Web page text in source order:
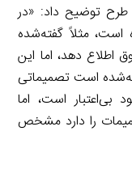
توضیح داد: «در
شده است، مثلاً گفته‌شده
اطلاع دهد، اما این
است تصمیماتی
است، اما
را دارد مشخص